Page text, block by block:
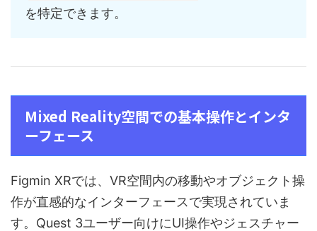
を特定できます。
Mixed Reality空間での基本操作とインタ
ーフェース
Figmin XRでは、VR空間内の移動やオブジェクト操
作が直感的なインターフェースで実現されていま
す。Quest 3ユーザー向けにUI操作やジェスチャー